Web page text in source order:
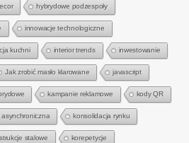
hybrydowe podzespoły
innowacje technologiczne
kuchni interior trends inwestowanie
Jak zrobić masło klarowane javascript
kampanie reklamowe kody QR
konsolidacja rynku
stalowe korepetycje